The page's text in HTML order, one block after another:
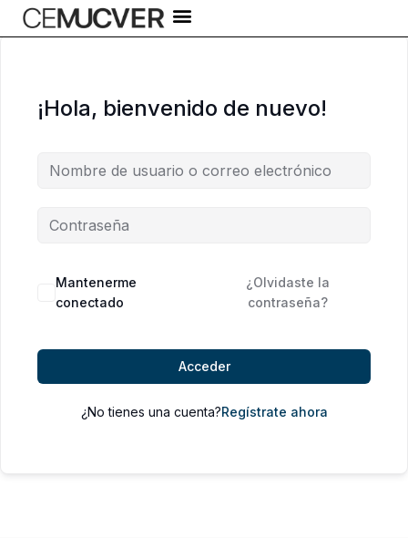
al
¡Hola, bienvenido de nuevo!
Alternative:
Mantenerme
conectado
¿Olvidaste la
contraseña?
Acceder
¿No tienes una cuenta?Regístrate ahora